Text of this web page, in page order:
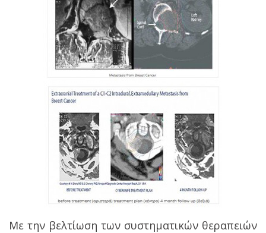
Με την βελτίωση των συστηματικών θεραπειών